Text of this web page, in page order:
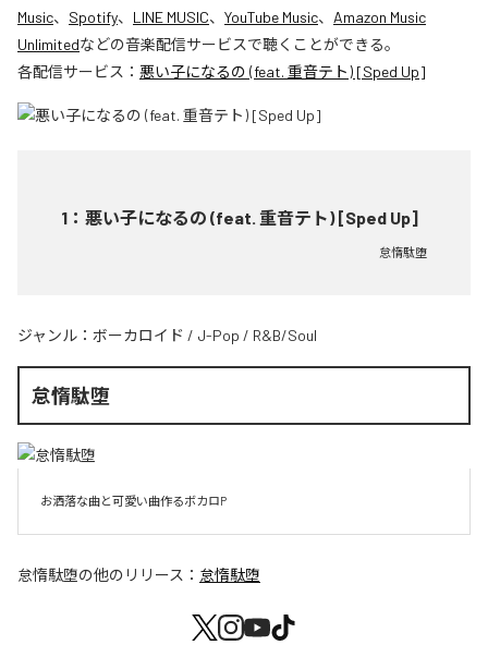
Music、 Spotify、 LINE MUSIC、 YouTube Music、 Amazon Music
Unlimitedなどの音楽配信サービスで聴くことができる。
各配信サービス： 悪い子になるの (feat. 重音テト) [Sped Up]
1 ： 悪い子になるの (feat. 重音テト) [Sped Up]
怠惰駄堕
ジャンル： ボーカロイド / J-Pop / R&B/Soul
怠惰駄堕
お洒落な曲と可愛い曲作るボカロP
怠惰駄堕の他のリリース： 怠惰駄堕